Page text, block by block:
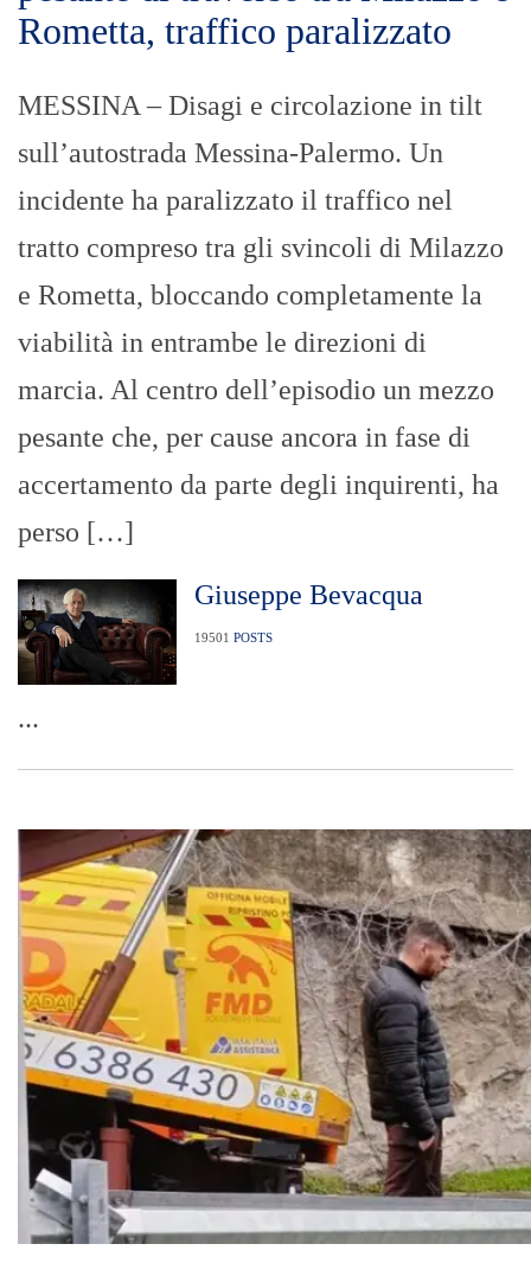
Rometta, traffico paralizzato
MESSINA – Disagi e circolazione in tilt
sull’autostrada Messina-Palermo. Un
incidente ha paralizzato il traffico nel
tratto compreso tra gli svincoli di Milazzo
e Rometta, bloccando completamente la
viabilità in entrambe le direzioni di
marcia. Al centro dell’episodio un mezzo
pesante che, per cause ancora in fase di
accertamento da parte degli inquirenti, ha
perso […]
Giuseppe Bevacqua
19501 POSTS
...